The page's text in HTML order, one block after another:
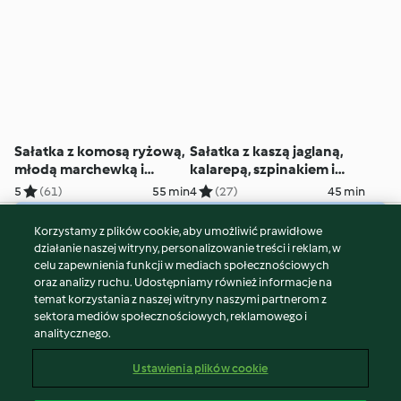
Sałatka z komosą ryżową,
młodą marchewką i
soczewicą
5 (61) 55 min
Sałatka z kaszą jaglaną,
kalarepą, szpinakiem i
gorgonzolą
4 (27) 45 min
© Copyright 2026
Warunki korzystania
Polityka prywatności
Disclaimer
Znak wydawcy
Zgłoś treść
Korzystamy z plików cookie, aby umożliwić prawidłowe
działanie naszej witryny, personalizowanie treści i reklam, w
celu zapewnienia funkcji w mediach społecznościowych
oraz analizy ruchu. Udostępniamy również informacje na
temat korzystania z naszej witryny naszymi partnerom z
sektora mediów społecznościowych, reklamowego i
analitycznego.
Ustawienia plików cookie